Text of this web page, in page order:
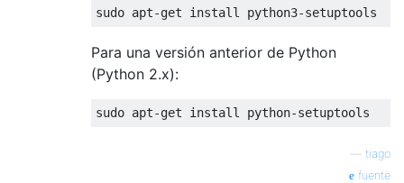
sudo apt-get install python3-setuptools
Para una versión anterior de Python
(Python 2.x):
sudo apt-get install python-setuptools
tiago
fuente